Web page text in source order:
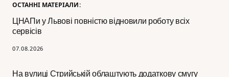
ОСТАННІ МАТЕРІАЛИ:
ЦНАПи у Львові повністю відновили роботу всіх
сервісів
07.08.2026
На вулиці Стрийській облаштують додаткову смугу